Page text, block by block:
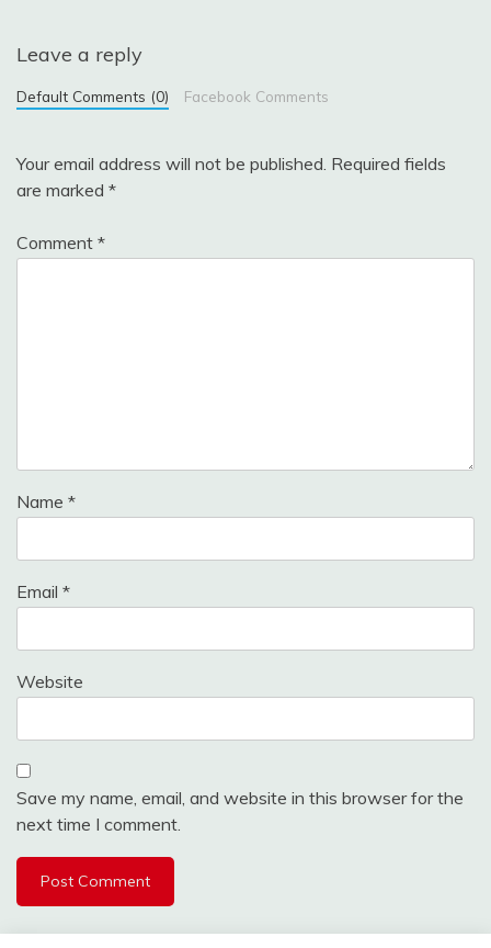
Leave a reply
Default Comments (0) Facebook Comments
Your email address will not be published. Required fields
are marked *
Comment *
Name *
Email *
Website
Save my name, email, and website in this browser for the
next time I comment.